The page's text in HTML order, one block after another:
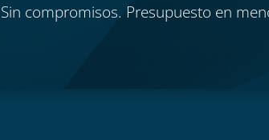
Sin compromisos. Presupuesto en